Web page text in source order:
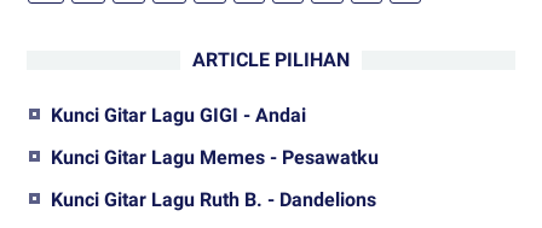
ARTICLE PILIHAN
Kunci Gitar Lagu GIGI - Andai
Kunci Gitar Lagu Memes - Pesawatku
Kunci Gitar Lagu Ruth B. - Dandelions